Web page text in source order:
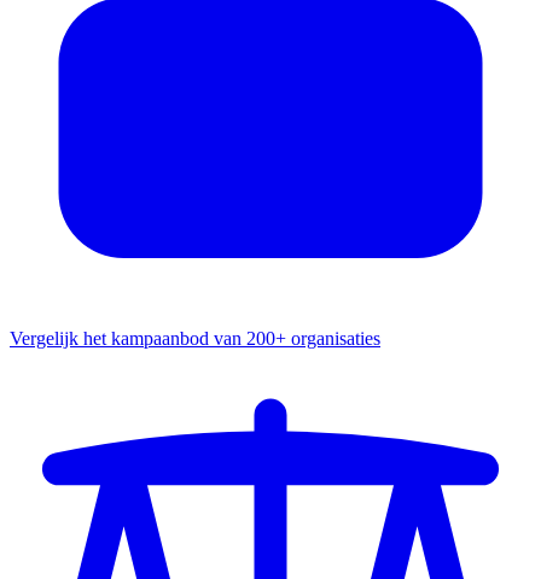
Vergelijk het kampaanbod van 200+ organisaties